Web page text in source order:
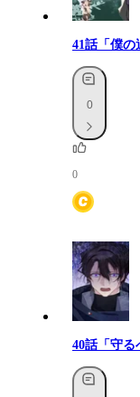
41話「僕の
0
0
40話「守る